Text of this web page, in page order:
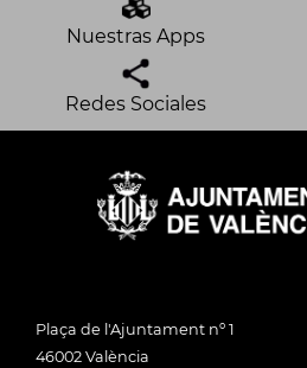
Nuestras Apps
Redes Sociales
Plaça de l'Ajuntament nº 1
46002 València